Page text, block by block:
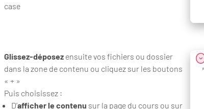
case
Glissez-déposez ensuite vos fichiers ou dossier
dans la zone de contenu ou cliquez sur les boutons
« + »
Puis choisissez :
D’afficherle contenu sur la page du cours ou sur